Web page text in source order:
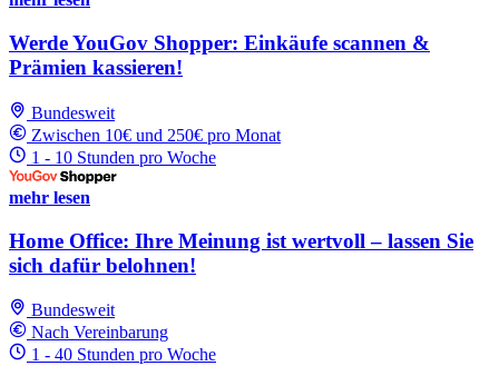
Werde YouGov Shopper: Einkäufe scannen &
Prämien kassieren!
Bundesweit
Zwischen 10€ und 250€ pro Monat
1 - 10 Stunden pro Woche
mehr lesen
Home Office: Ihre Meinung ist wertvoll – lassen Sie
sich dafür belohnen!
Bundesweit
Nach Vereinbarung
1 - 40 Stunden pro Woche